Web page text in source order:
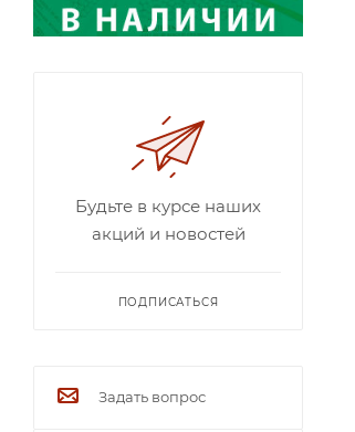
Будьте в курсе наших
акций и новостей
ПОДПИСАТЬСЯ
Задать вопрос